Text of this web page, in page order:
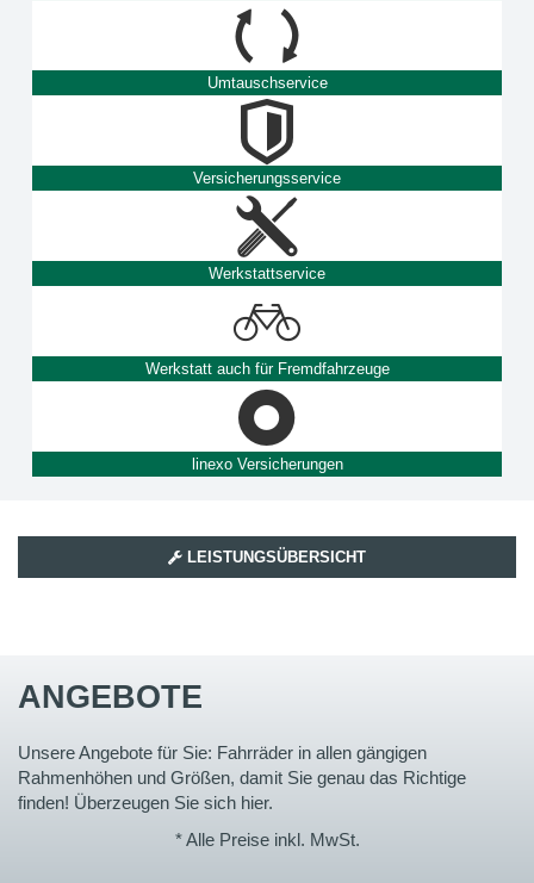
Umtauschservice
Versicherungsservice
Werkstattservice
Werkstatt auch für Fremdfahrzeuge
linexo Versicherungen
LEISTUNGSÜBERSICHT
ANGEBOTE
Unsere Angebote für Sie: Fahrräder in allen gängigen
Rahmenhöhen und Größen, damit Sie genau das Richtige
finden! Überzeugen Sie sich hier.
* Alle Preise inkl. MwSt.